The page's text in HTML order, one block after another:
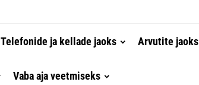
Telefonide ja kellade jaoks Arvutite jaoks
Vaba aja veetmiseks